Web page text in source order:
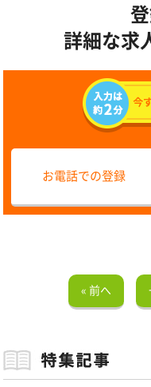
詳細な求
お電話での登録
« 前へ